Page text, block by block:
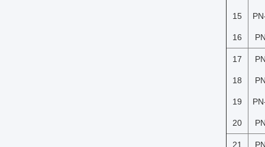
15
16
17
18
19
20
21